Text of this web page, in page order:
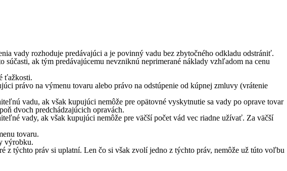
vady rozhoduje predávajúci a je povinný vadu bez zbytočného odkladu odstrániť.
ak tým predávajúcemu nevzniknú neprimerané náklady vzhľadom na cenu
ťažkosti.
právo na výmenu tovaru alebo právo na odstúpenie od kúpnej zmluvy (vrátenie
vadu, ak však kupujúci nemôže pre opätovné vyskytnutie sa vady po oprave tovar
dvoch predchádzajúcich opravách.
vady, ak však kupujúci nemôže pre väčší počet vád vec riadne užívať. Za väčší
tovaru.
výrobku.
z týchto práv si uplatní. Len čo si však zvolí jedno z týchto práv, nemôže už túto voľbu